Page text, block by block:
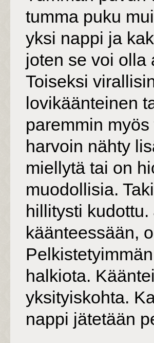
tumma puku
yksi nappi ja
joten se voi olla
Toiseksi
lovikäänteinen
paremmin
harvoin nähty
miellytä tai on
muodollisia.
hillitysti
käänteessään,
halkiota.
yksityiskohta.
nappi jätetään